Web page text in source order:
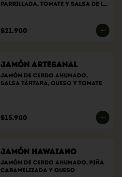
parrillada, tomate y salsa de la
$21.900
Jamón Artesanal
Jamón de cerdo ahumado,
salsa tártara, queso y tomate
$15.900
Jamón Hawaiano
Jamón de cerdo ahumado, piña
caramelizada y queso